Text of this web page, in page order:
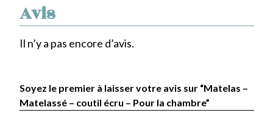
Avis
Il n’y a pas encore d’avis.
Soyez le premier à laisser votre avis sur “Matelas –
Matelassé – coutil écru – Pour la chambre”